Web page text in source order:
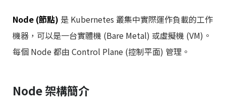
Node (節點) 是 Kubernetes 叢集中實際運作負載的工作
機器，可以是一台實體機 (Bare Metal) 或虛擬機 (VM)。
每個 Node 都由 Control Plane (控制平面) 管理。
Node 架構簡介